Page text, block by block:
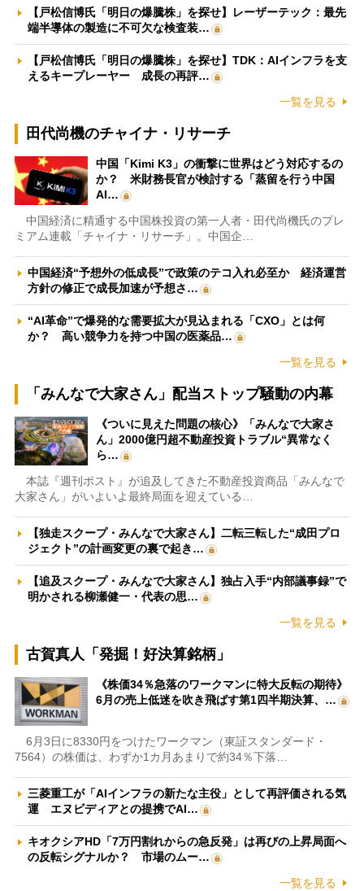
【戸松信博氏「明日の爆騰株」を探せ】レーザーテック：最先
端半導体の製造に不可欠な検査装…
【戸松信博氏「明日の爆騰株」を探せ】TDK：AIインフラを支
えるキープレーヤー 成長の再評…
一覧を見る
田代尚機のチャイナ・リサーチ
中国「Kimi K3」の衝撃に世界はどう対応するの
か？ 米財務長官が検討する「蒸留を行う中国
AI…
中国経済に精通する中国株投資の第一人者・田代尚機氏のプレ
ミアム連載「チャイナ・リサーチ」。中国企…
中国経済“予想外の低成長”で政策のテコ入れ必至か 経済運営
方針の修正で成長加速が予想さ…
“AI革命”で爆発的な需要拡大が見込まれる「CXO」とは何
か？ 高い競争力を持つ中国の医薬品…
一覧を見る
「みんなで大家さん」配当ストップ騒動の内幕
《ついに見えた問題の核心》「みんなで大家さ
ん」2000億円超不動産投資トラブル“異常なく
ら…
本誌『週刊ポスト』が追及してきた不動産投資商品「みんなで
大家さん」がいよいよ最終局面を迎えている…
【独走スクープ・みんなで大家さん】二転三転した“成田プロ
ジェクト”の計画変更の裏で起き…
【追及スクープ・みんなで大家さん】独占入手“内部議事録”で
明かされる柳瀬健一・代表の思…
一覧を見る
古賀真人「発掘！好決算銘柄」
《株価34％急落のワークマンに特大反転の期待》
6月の売上低迷を吹き飛ばす第1四半期決算、…
6月3日に8330円をつけたワークマン（東証スタンダード・
7564）の株価は、わずか1カ月あまりで約34％下落…
三菱重工が「AIインフラの新たな主役」として再評価される気
運 エヌビディアとの提携でAI…
キオクシアHD「7万円割れからの急反発」は再びの上昇局面へ
の反転シグナルか？ 市場のムー…
一覧を見る